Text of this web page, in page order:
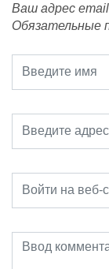
Ваш адрес
Обязательные